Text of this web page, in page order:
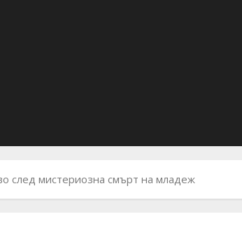
след мистериозна смърт на младеж